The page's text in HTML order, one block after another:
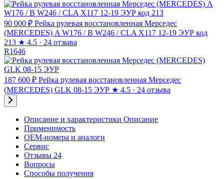
90 000 ₽ Рейка рулевая восстановленная Мерседес
(MERCEDES) A W176 / B W246 / CLA X117 12-19 ЭУР код
213 ★ 4.5 · 24 отзыва
R1646
187 600 ₽ Рейка рулевая восстановленная Мерседес
(MERCEDES) GLK 08-15 ЭУР ★ 4.5 · 24 отзыва
Описание и характеристики Описание
Применимость
OEM-номера и аналоги
Сервис
Отзывы 24
Вопросы
Способы получения